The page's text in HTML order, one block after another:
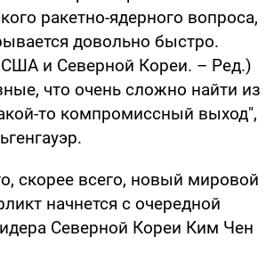
ракетно-ядерного вопроса,
довольно быстро.
и Северной Кореи. – Ред.)
что очень сложно найти из
то компромиссный выход",
скорее всего, новый мировой
начнется с очередной
Северной Кореи Ким Чен